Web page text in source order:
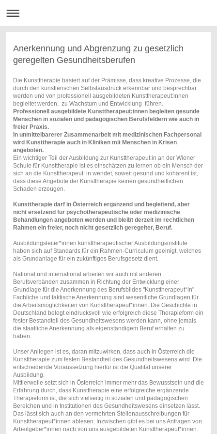
Anerkennung und Abgrenzung zu gesetzlich
geregelten Gesundheitsberufen
Die Kunsttherapie basiert auf der Prämisse, dass kreative Prozesse, die
durch den künstlerischen Selbstausdruck erkennbar und besprechbar
werden und von professionell ausgebildeten Kunsttherapeut:innen
begleitet werden, zu Wachstum und Entwicklung führen.
Professionell ausgebildete Kunsttherapeut:innen begleiten gesunde
Menschen in sozialen und pädagogischen Berufsfeldern wie auch in
freier Praxis.
In unmittelbarerer Zusammenarbeit mit medizinischen Fachpersonal
wird Kunsttherapie auch in Kliniken mit Menschen in Krisen
angeboten.
Ein wichtiger Teil der Ausbildung zur Kunsttherapeut:in an der Wiener
Schule für Kunsttherapie ist es einschätzen zu lernen ob ein Mensch der
sich an die Kunsttherapeut: in wendet, soweit gesund und kohärent ist,
dass diese Angebote der Kunsttherapie keinen gesundheitlichen
Schaden erzeugen.
Kunsttherapie darf in Österreich ergänzend und begleitend, aber
nicht ersetzend für psychotherapeutische oder medizinische
Behandlungen angeboten werden und bleibt derzeit im rechtlichen
Rahmen ein freier, noch nicht gesetzlich geregelter, Beruf.
Ausbildungsleiter*innen kunsttherapeutischer Ausbildungsinstitute
haben sich auf Standards für ein Rahmen-Curriculum geeinigt, welches
als Grundanlage für ein zukünftiges Berufsgesetz dient.
National und international arbeiten wir auch mit anderen
Berufsverbänden zusammen in Richtung der Entwicklung einer
Grundlage für die Anerkennung des Berufsbildes "Kunsttherapeut*in".
Fachliche und faktische Anerkennung sind wesentliche Grundlagen für
die Arbeitsmöglichkeiten von Kunsttherapeut*innen. Die Geschichte in
Deutschland belegt eindrucksvoll wie erfolgreich diese Therapieform ein
fester Bestandteil des Gesundheitswesens werden kann, ohne jemals
die staatliche Anerkennung als eigenständigem Beruf erhalten zu
haben.
Unser Anliegen ist es, daran mitzuwirken, dass auch in Österreich die
Kunsttherapie zum festen Bestandteil des Gesundheitswesens wird. Die
entscheidende Voraussetzung hierfür ist die Qualität unserer
Ausbildung.
Mittlerweile setzt sich in Österreich immer mehr das Bewusstsein und die
Erfahrung durch, dass Kunsttherapie eine erfolgreiche ergänzende
Therapieform ist, die sich vielseitig in sozialen und pädagogischen
Bereichen und in Institutionen des Gesundheitswesens einsetzen lässt.
Das lässt sich auch an den vermehrten Stellenausschreibungen für
Kunsttherapeut*innen ablesen. Inzwischen gibt es bei uns Anfragen von
Arbeitgeber*innen nach von uns ausgebildeten Kunsttherapeut*innen.